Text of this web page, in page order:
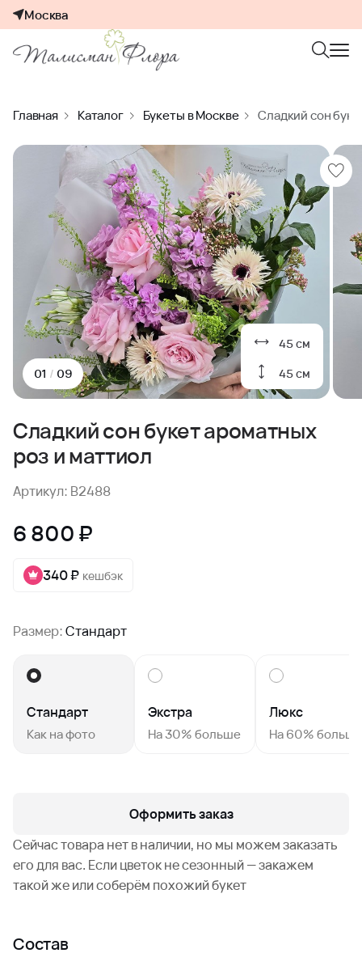
Москва
Главная Каталог Букеты в Москве Сладкий сон
45 см
45 см
01 / 09
Сладкий сон букет ароматных
роз и маттиол
Артикул: B2488
6 800 ₽
340 ₽ кешбэк
Размер:Стандарт
Стандарт
Как на фото
Экстра
На 30% больше
Люкс
На 60% больше
Оформить заказ
Сейчас товара нет в наличии, но мы можем заказать
его для вас. Если цветок не сезонный — закажем
такой же или соберём похожий букет
Состав